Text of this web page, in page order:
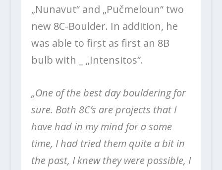
„Nunavut“ and „Pučmeloun“ two
new 8C-Boulder. In addition, he
was able to first as first an 8B
bulb with _ „Intensitos“.
„One of the best day bouldering for
sure. Both 8C’s are projects that I
have had in my mind for a some
time, I had tried them quite a bit in
the past, I knew they were possible, I